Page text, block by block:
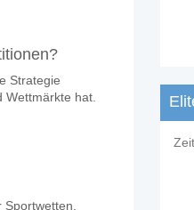
Strategie
hat.